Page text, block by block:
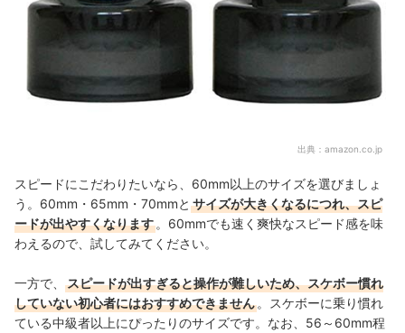
出典： amazon.co.jp
スピードにこだわりたいなら、60mm以上のサイズを選びましょ
う。60mm・65mm・70mmと サイズが大きくなるにつれ、スピ
ードが出やすくなります 。60mmでも速く爽快なスピード感を味
わえるので、試してみてください。
一方で、
スピードが出すぎると操作が難しいため、スケボー慣れ
していない初心者にはおすすめできません 。スケボーに乗り慣れ
ている中級者以上にぴったりのサイズです。なお、56～60mm程